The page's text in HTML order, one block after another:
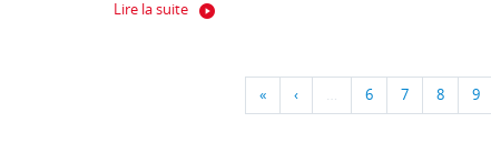
Lire la suite
« ‹ … 6 7 8 9